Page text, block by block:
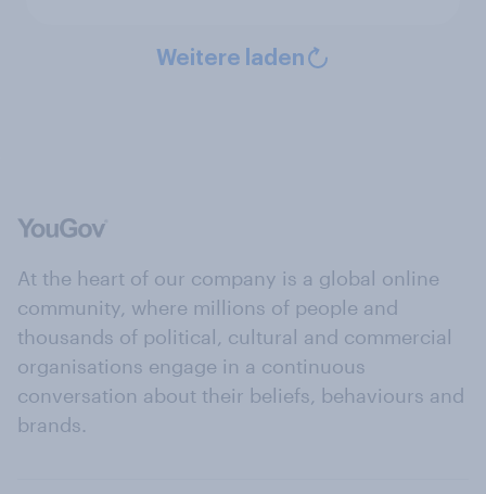
Weitere laden
At the heart of our company is a global online
community, where millions of people and
thousands of political, cultural and commercial
organisations engage in a continuous
conversation about their beliefs, behaviours and
brands.